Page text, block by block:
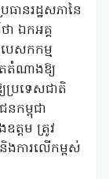
ានរដ្ឋសភានៃ
ឯកអគ្គ
េសកកម្ម
តំណាងឱ្យ
ប្រទេសជាតិ
កម្ពុជា
ត្តម ត្រូវ
ងការលើកម្ពស់